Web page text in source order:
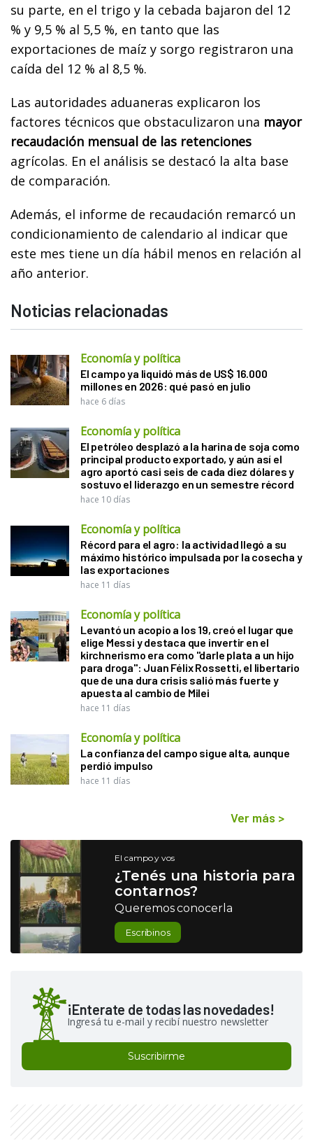
su parte, en el trigo y la cebada bajaron del 12
% y 9,5 % al 5,5 %, en tanto que las
exportaciones de maíz y sorgo registraron una
caída del 12 % al 8,5 %.
Las autoridades aduaneras explicaron los
factores técnicos que obstaculizaron una mayor
recaudación mensual de las retenciones
agrícolas. En el análisis se destacó la alta base
de comparación.
Además, el informe de recaudación remarcó un
condicionamiento de calendario al indicar que
este mes tiene un día hábil menos en relación al
año anterior.
Noticias relacionadas
Economía y política
El campo ya liquidó más de US$ 16.000
millones en 2026: qué pasó en julio
hace 6 días
Economía y política
El petróleo desplazó a la harina de soja como
principal producto exportado, y aún así el
agro aportó casi seis de cada diez dólares y
sostuvo el liderazgo en un semestre récord
hace 10 días
Economía y política
Récord para el agro: la actividad llegó a su
máximo histórico impulsada por la cosecha y
las exportaciones
hace 11 días
Economía y política
Levantó un acopio a los 19, creó el lugar que
elige Messi y destaca que invertir en el
kirchnerismo era como "darle plata a un hijo
para droga": Juan Félix Rossetti, el libertario
que de una dura crisis salió más fuerte y
apuesta al cambio de Milei
hace 11 días
Economía y política
La confianza del campo sigue alta, aunque
perdió impulso
hace 11 días
Ver más >
El campo y vos
¿Tenés una historia para
contarnos?
Queremos conocerla
Escribinos
¡Enterate de todas las novedades!
Ingresá tu e-mail y recibí nuestro newsletter
Suscribirme